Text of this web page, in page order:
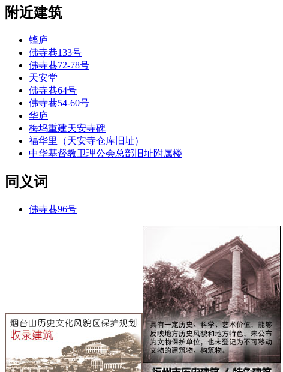
附近建筑
铿庐
佛寺巷133号
佛寺巷72-78号
天安堂
佛寺巷64号
佛寺巷54-60号
华庐
梅坞重建天安寺碑
福华里（天安寺仓库旧址）
中华基督教卫理公会总部旧址附属楼
同义词
佛寺巷96号